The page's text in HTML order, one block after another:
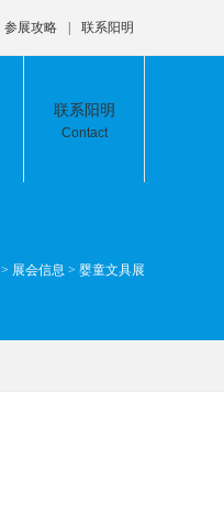
参展攻略 联系阳明
联系阳明
Contact
> 展会信息 > 婴童文具展